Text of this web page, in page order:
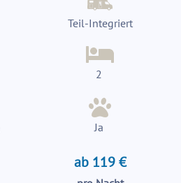
Teil-Integriert
2
Ja
ab 119 €